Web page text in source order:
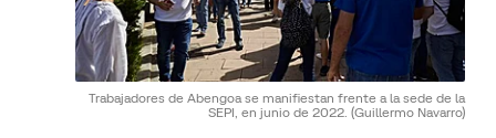
Trabajadores de Abengoa se manifiestan frente a la sede de la
SEPI, en junio de 2022. (Guillermo Navarro)